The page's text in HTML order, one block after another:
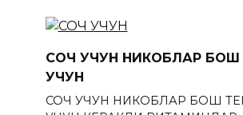
СОЧ УЧУН НИКОБЛАР БОШ
УЧУН
СОЧ УЧУН НИКОБЛАР БОШ